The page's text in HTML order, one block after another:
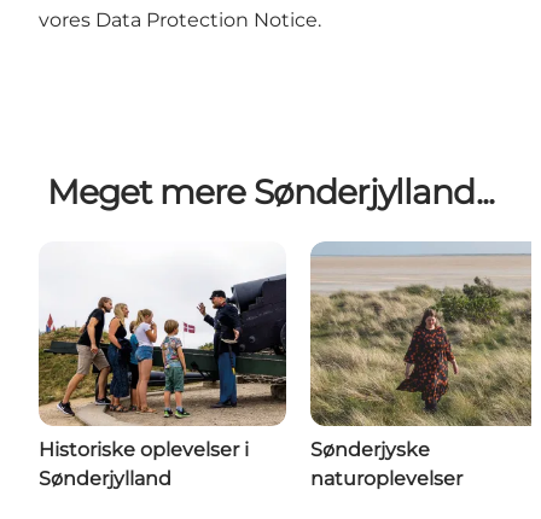
vores Data Protection Notice.
Meget mere Sønderjylland...
Historiske oplevelser i
Sønderjylland
Sønderjyske
naturoplevelser